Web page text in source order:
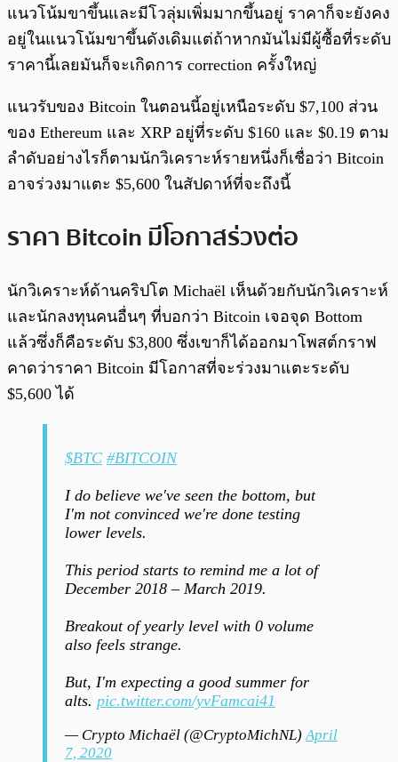
แนวโน้มขาขึ้นและมีโวลุ่มเพิ่มมากขึ้นอยู่ ราคาก็จะยังคง
อยู่ในแนวโน้มขาขึ้นดังเดิมแต่ถ้าหากมันไม่มีผู้ซื้อที่ระดับ
ราคานี้เลยมันก็จะเกิดการ correction ครั้งใหญ่
แนวรับของ Bitcoin ในตอนนี้อยู่เหนือระดับ $7,100 ส่วน
ของ Ethereum และ XRP อยู่ที่ระดับ $160 และ $0.19 ตาม
ลำดับอย่างไรก็ตามนักวิเคราะห์รายหนึ่งก็เชื่อว่า Bitcoin
อาจร่วงมาแตะ $5,600 ในสัปดาห์ที่จะถึงนี้
ราคา Bitcoin มีโอกาสร่วงต่อ
นักวิเคราะห์ด้านคริปโต Michaël เห็นด้วยกับนักวิเคราะห์
และนักลงทุนคนอื่นๆ ที่บอกว่า Bitcoin เจอจุด Bottom
แล้วซึ่งก็คือระดับ $3,800 ซึ่งเขาก็ได้ออกมาโพสต์กราฟ
คาดว่าราคา Bitcoin มีโอกาสที่จะร่วงมาแตะระดับ
$5,600 ได้
$BTC #BITCOIN
I do believe we've seen the bottom, but
I'm not convinced we're done testing
lower levels.
This period starts to remind me a lot of
December 2018 – March 2019.
Breakout of yearly level with 0 volume
also feels strange.
But, I'm expecting a good summer for
alts. pic.twitter.com/yvFamcai41
— Crypto Michaël (@CryptoMichNL)April
7, 2020